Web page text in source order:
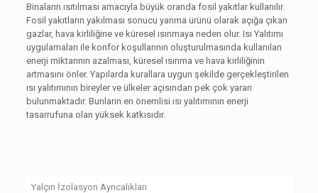
Binaların ısıtılması amacıyla büyük oranda fosil yakıtlar kullanılır.
Fosil yakıtların yakılması sonucu yanma ürünü olarak açığa çıkan
gazlar, hava kirliliğine ve küresel ısınmaya neden olur. Isı Yalıtımı
uygulamaları ile konfor koşullarının oluşturulmasında kullanılan
enerji miktarının azalması, küresel ısınma ve hava kirliliğinin
artmasını önler. Yapılarda kurallara uygun şekilde gerçekleştirilen
ısı yalıtımının bireyler ve ülkeler açısından pek çok yararı
bulunmaktadır. Bunların en önemlisi ısı yalıtımının enerji
tasarrufuna olan yüksek katkısıdır.
Yalçın İzolasyon Ayrıcalıkları